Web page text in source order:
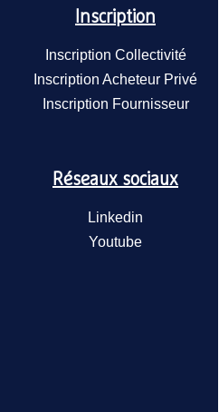
Inscription
Inscription Collectivité
Inscription Acheteur Privé
Inscription Fournisseur
Réseaux sociaux
Linkedin
Youtube